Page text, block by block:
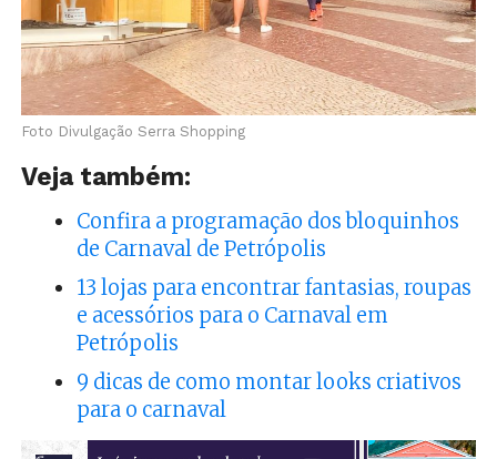
Foto Divulgação Serra Shopping
Veja também:
Confira a programação dos bloquinhos
de Carnaval de Petrópolis
13 lojas para encontrar fantasias, roupas
e acessórios para o Carnaval em
Petrópolis
9 dicas de como montar looks criativos
para o carnaval